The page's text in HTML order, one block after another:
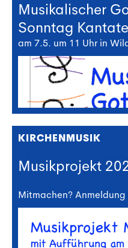
Musikalischer
Sonntag Kantate
am 7.5. um 11 Uhr in
KIRCHENMUSIK
Musikprojekt
Mitmachen? Anmeldung